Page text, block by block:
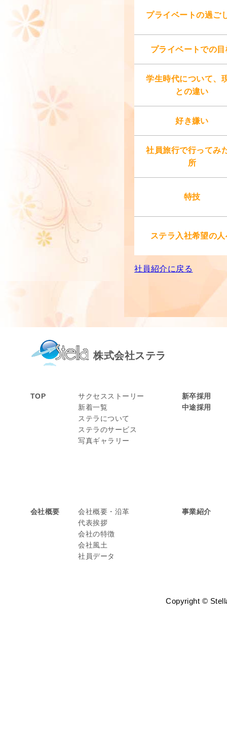
プライベートの過ご
プライベートでの目
学生時代について、
との違い
好き嫌い
社員旅行で行ってみ
所
特技
ステラ入社希望の人
社員紹介に戻る
株式会社ステラ
TOP
サクセスストーリー
新着一覧
ステラについて
ステラのサービス
写真ギャラリー
新卒採用
中途採用
会社概要
会社概要・沿革
代表挨拶
会社の特徴
会社風土
社員データ
事業紹介
Copyright ©